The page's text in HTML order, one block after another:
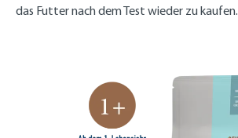
das Futter nach dem Test wieder zu kaufen.